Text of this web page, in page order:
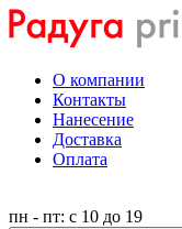
О компании
Контакты
Нанесение
Доставка
Оплата
пн - пт: с 10 до 19